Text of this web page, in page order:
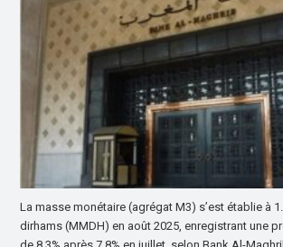
La masse monétaire (agrégat M3) s’est établie à
dirhams (MMDH) en août 2025, enregistrant une